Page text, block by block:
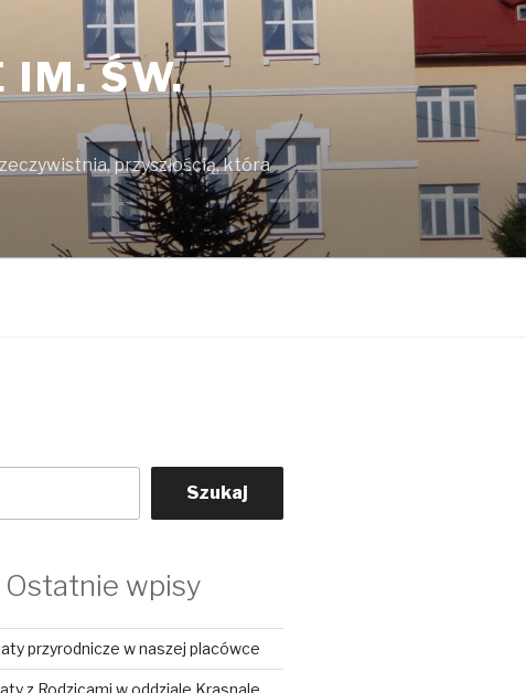
IM. ŚW.
przyszłością, która
Szukaj
Ostatnie wpisy
przyrodnicze w naszej placówce
z Rodzicami w oddziale Krasnale